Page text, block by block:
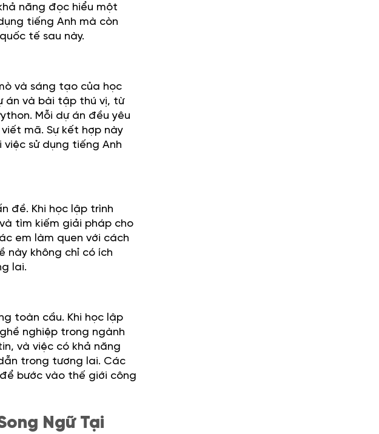
năng đọc hiểu một
tiếng Anh mà còn
tế sau này.
và sáng tạo của học
án và bài tập thú vị, từ
Mỗi dự án đều yêu
mã. Sự kết hợp này
sử dụng tiếng Anh
đề. Khi học lập trình
tìm kiếm giải pháp cho
em làm quen với cách
này không chỉ có ích
lai.
toàn cầu. Khi học lập
nghiệp trong ngành
và việc có khả năng
trong tương lai. Các
bước vào thế giới công
Ngữ Tại